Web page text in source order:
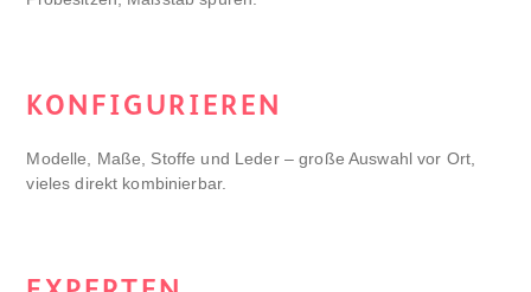
KONFIGURIEREN
Modelle, Maße, Stoffe und Leder – große Auswahl vor Ort,
vieles direkt kombinierbar.